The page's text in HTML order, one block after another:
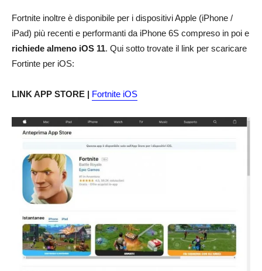
Fortnite inoltre è disponibile per i dispositivi Apple (iPhone /
iPad) più recenti e performanti da iPhone 6S compreso in poi e
richiede almeno iOS 11. Qui sotto trovate il link per scaricare
Fortinte per iOS:
LINK APP STORE | Fortnite iOS